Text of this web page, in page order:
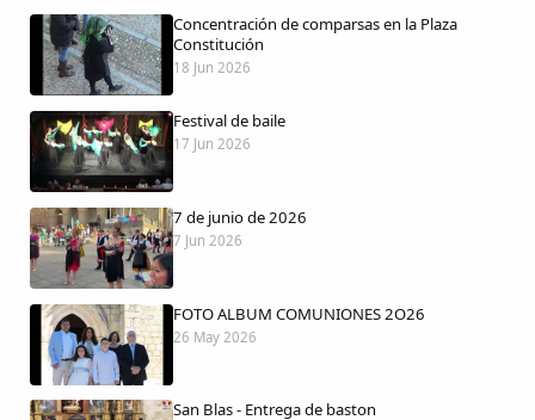
Concentración de comparsas en la Plaza
Constitución
18 Jun 2026
Festival de baile
17 Jun 2026
7 de junio de 2026
7 Jun 2026
FOTO ALBUM COMUNIONES 2O26
26 May 2026
San Blas - Entrega de baston
Compartir en Facebook
Compartir en Twitter
Copiar enlace